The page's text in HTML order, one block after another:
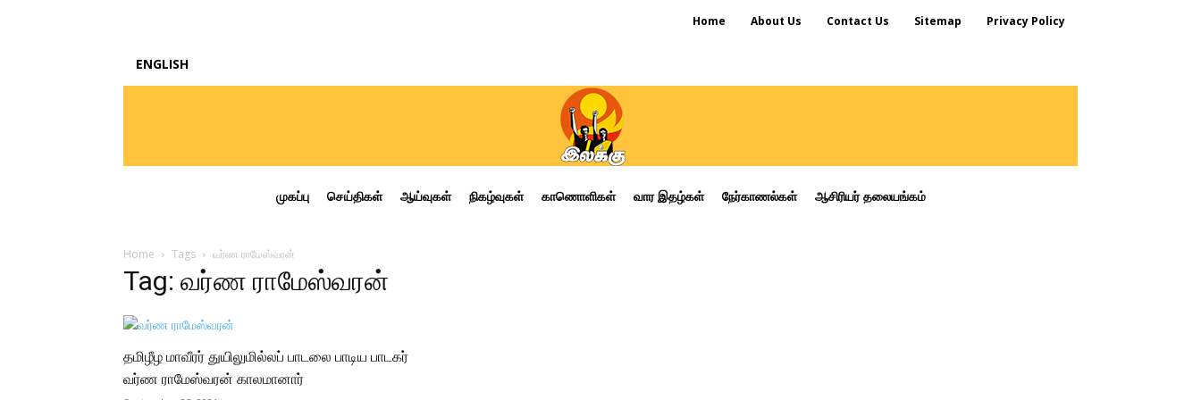
Home About Us Contact Us Sitemap Privacy Policy
ENGLISH
முகப்பு செய்திகள் ஆய்வுகள் நிகழ்வுகள் காணொளிகள் வார இதழ்கள் நேர்காணல்கள் ஆசிரியர் தலையங்கம்
Home Tags வர்ண ராமேஸ்வரன்
Tag: வர்ண ராமேஸ்வரன்
தமிழீழ மாவீரர் துயிலுமில்லப் பாடலை பாடிய பாடகர்
வர்ண ராமேஸ்வரன் காலமானார்